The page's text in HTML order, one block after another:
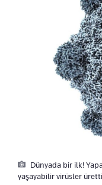
Dünyada bir ilk!
yaşayabilir virüsler üretti